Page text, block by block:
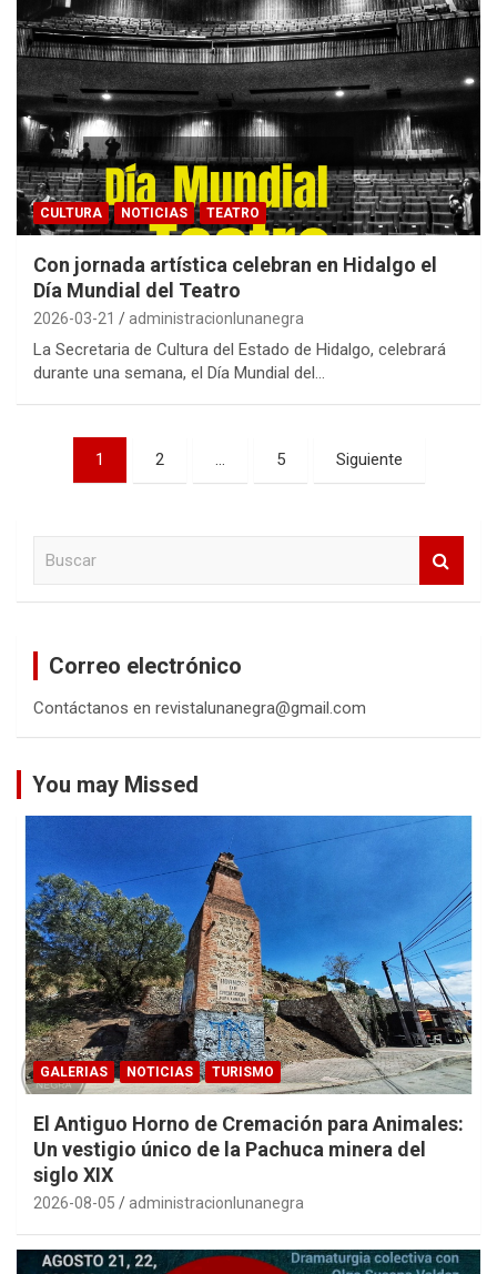
CULTURA NOTICIAS TEATRO
Con jornada artística celebran en Hidalgo el
Día Mundial del Teatro
2026-03-21 administracionlunanegra
La Secretaria de Cultura del Estado de Hidalgo, celebrará
durante una semana, el Día Mundial del…
Navegación
1 2 … 5 Siguiente
Correo electrónico
Contáctanos en revistalunanegra@gmail.com
You may Missed
GALERIAS NOTICIAS TURISMO
El Antiguo Horno de Cremación para Animales:
Un vestigio único de la Pachuca minera del
siglo XIX
2026-08-05 administracionlunanegra